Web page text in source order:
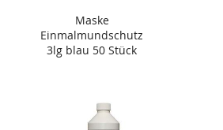
Maske
Einmalmundschutz
3lg blau 50 Stück